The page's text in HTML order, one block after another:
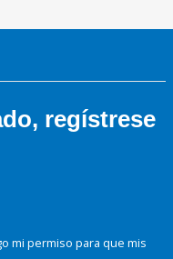
regístrese
mi permiso para que mis